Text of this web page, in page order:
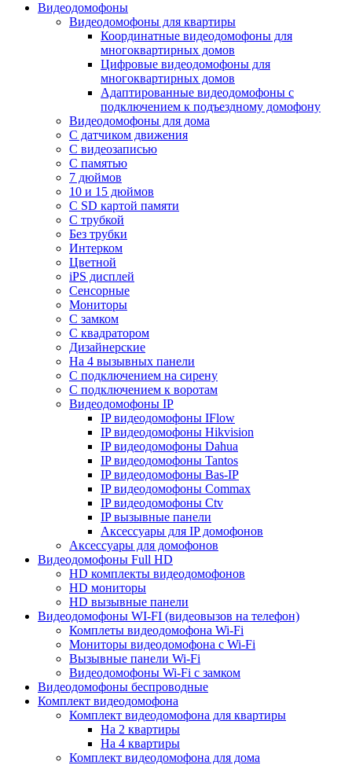
Видеодомофоны
Видеодомофоны для квартиры
Координатные видеодомофоны для
многоквартирных домов
Цифровые видеодомофоны для
многоквартирных домов
Адаптированные видеодомофоны с
подключением к подъездному домофону
Видеодомофоны для дома
С датчиком движения
С видеозаписью
C памятью
7 дюймов
10 и 15 дюймов
С SD картой памяти
С трубкой
Без трубки
Интерком
Цветной
iPS дисплей
Сенсорные
Мониторы
С замком
C квадратором
Дизайнерские
На 4 вызывных панели
С подключением на сирену
С подключением к воротам
Видеодомофоны IP
IP видеодомофоны IFlow
IP видеодомофоны Hikvision
IP видеодомофоны Dahua
IP видеодомофоны Tantos
IP видеодомофоны Bas-IP
IP видеодомофоны Commax
IP видеодомофоны Ctv
IP вызывные панели
Аксессуары для IP домофонов
Аксессуары для домофонов
Видеодомофоны Full HD
HD комплекты видеодомофонов
HD мониторы
HD вызывные панели
Видеодомофоны WI-FI (видеовызов на телефон)
Комплеты видеодомофона Wi-Fi
Мониторы видеодомофона с Wi-Fi
Вызывные панели Wi-Fi
Видеодомофоны Wi-Fi с замком
Видеодомофоны беспроводные
Комплект видеодомофона
Комплект видеодомофона для квартиры
На 2 квартиры
На 4 квартиры
Комплект видеодомофона для дома